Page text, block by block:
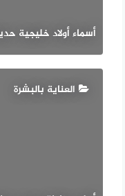
أسماء أولاد خليجية
العناية بالبشرة